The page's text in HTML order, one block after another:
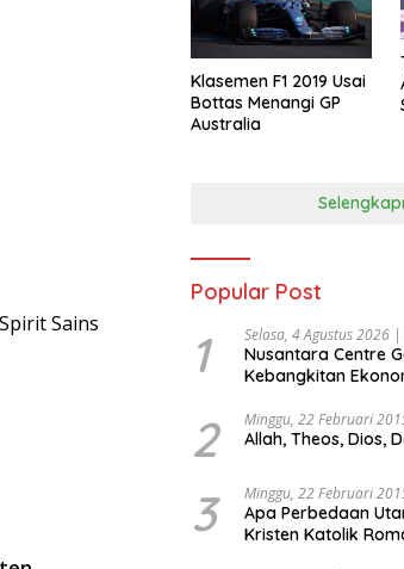
Sains
Klasemen F1 2019 Usai
Bottas Menangi GP
Australia
Popular Post
1 Selasa, 4 Agustus 2026
Nusantara Centre
Kebangkitan
Djojohadikusumo
(Pergolakan
Undang
Kesejahteraan
Bangsa Menuju
2 Minggu, 22 Februari
Allah, Theos, Dios,
3 Minggu, 22 Februari
Apa Perbedaan
Kristen Katolik